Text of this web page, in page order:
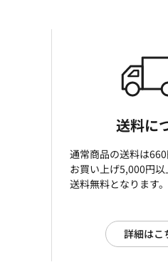
送料に
通常商品の送料は660
お買い上げ5,000円
送料無料となります。
詳細はこ